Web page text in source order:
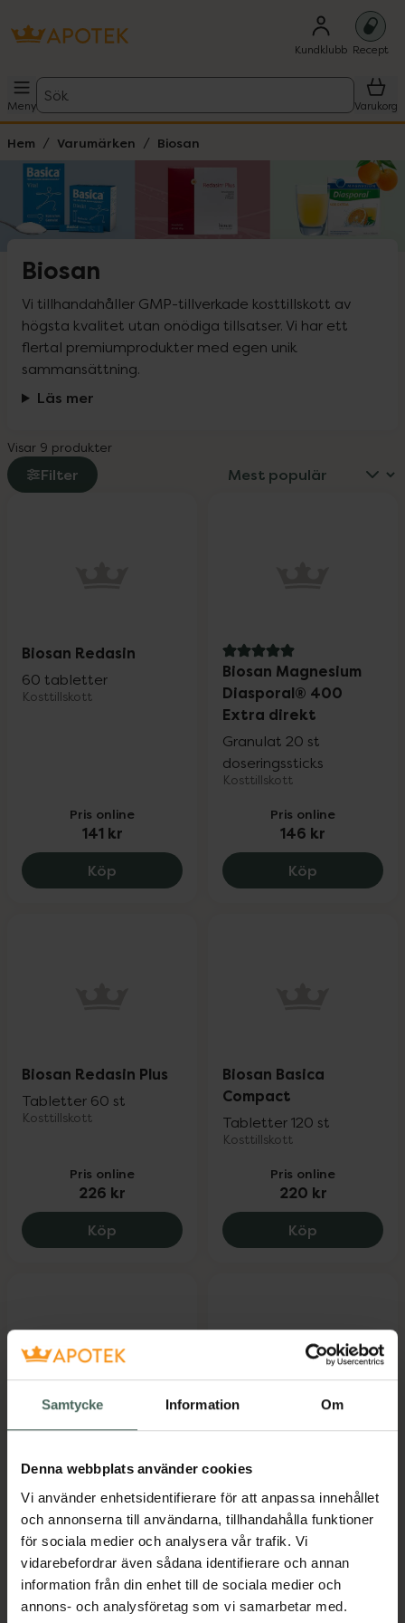
Samtycke Information Om
Denna webbplats använder cookies
Vi använder enhetsidentifierare för att anpassa innehållet
och annonserna till användarna, tillhandahålla funktioner
för sociala medier och analysera vår trafik. Vi
vidarebefordrar även sådana identifierare och annan
information från din enhet till de sociala medier och
annons- och analysföretag som vi samarbetar med.
Kundklubb Recept
Meny
Sök
Varukorg
Hem Varumärken Biosan
Biosan
Vi tillhandahåller GMP-tillverkade kosttillskott av
högsta kvalitet utan onödiga tillsatser. Vi har ett
flertal premiumprodukter med egen unik
sammansättning.
Läs mer
Visar 9 produkter
Filter
Biosan Redasin
60 tabletter
Kosttillskott
Pris online
141 kr
Köp Biosan Redasin, 141 kr.
5 av 5 i omdöme
Biosan Magnesium
Diasporal® 400
Extra direkt
Granulat 20 st
doseringssticks
Kosttillskott
Pris online
146 kr
Köp Biosan
Biosan Redasin Plus
Tabletter 60 st
Kosttillskott
Pris online
226 kr
Köp Biosan Redasin Plus, 226 kr.
Biosan Basica
Compact
Tabletter 120 st
Kosttillskott
Pris online
220 kr
Köp Biosan
Biosan Basica Direkt
Granulat
Kosttillskott
Pris online
Biosan Magnesium
Extra
Granulat 20 st
doseringssticks
Kosttillskott
Pris online